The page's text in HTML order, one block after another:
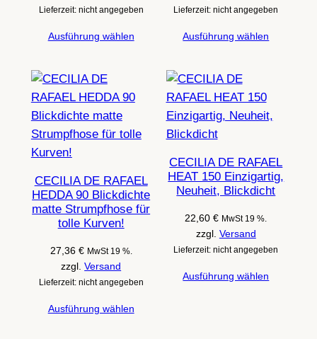
Lieferzeit: nicht angegeben
Ausführung wählen
Lieferzeit: nicht angegeben
Ausführung wählen
CECILIA DE RAFAEL
HEDDA 90 Blickdichte
matte Strumpfhose für
tolle Kurven!
27,36 € MwSt 19 %.
zzgl.Versand
Lieferzeit: nicht angegeben
Ausführung wählen
CECILIA DE RAFAEL
HEAT 150 Einzigartig,
Neuheit, Blickdicht
22,60€ MwSt 19 %.
zzgl. Versand
Lieferzeit: nicht angegeben
Ausführung wählen